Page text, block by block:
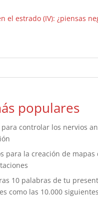
el estrado (IV): ¿piensas
populares
para controlar los nervios
para la creación de mapas
10 palabras de tu
como las 10.000 siguientes